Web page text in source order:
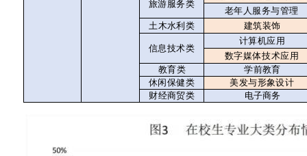
旅游服务类
老年人服务与管理
土木水利类
建筑装饰
信息技术类
计算机应用
数字媒体技术应用
教育类
学前教育
休闲保健类
美发与形象设计
财经商贸类
电子商务